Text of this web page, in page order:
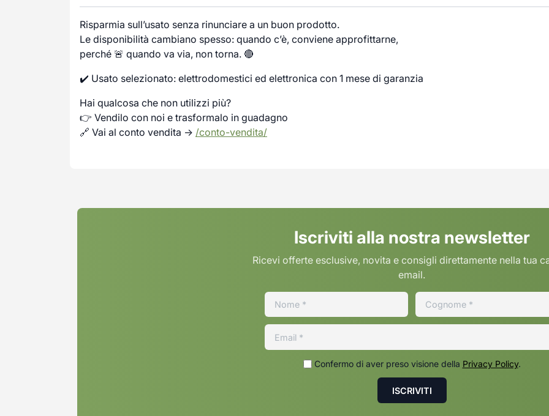
Risparmia sull’usato senza rinunciare a un buon prodotto.
Le disponibilità cambiano spesso: quando c’è, conviene approfittarne,
perché 🚨 quando va via, non torna. 🔴
✔️ Usato selezionato: elettrodomestici ed elettronica con 1 mese di garanzia
Hai qualcosa che non utilizzi più?
👉 Vendilo con noi e trasformalo in guadagno
🔗 Vai al conto vendita → /conto-vendita/
Iscriviti alla nostra newsletter
Ricevi offerte esclusive, novita e consigli direttamente nella tua
email.
Confermo di aver preso visione della Privacy Policy.